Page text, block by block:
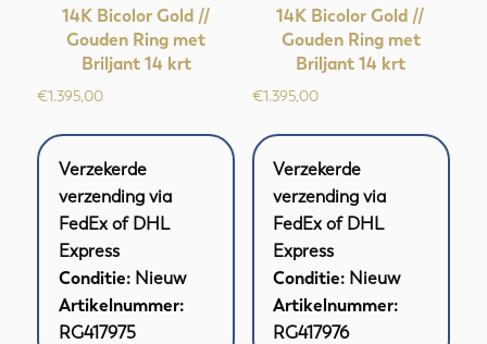
14K Bicolor Gold //
Gouden Ring met
Briljant 14 krt
€1.395,00
Verzekerde
verzending via
FedEx of DHL
Express
Conditie: Nieuw
Artikelnummer:
RG417975
14K Bicolor Gold //
Gouden Ring met
Briljant 14 krt
€1.395,00
Verzekerde
verzending via
FedEx of DHL
Express
Conditie: Nieuw
Artikelnummer:
RG417976